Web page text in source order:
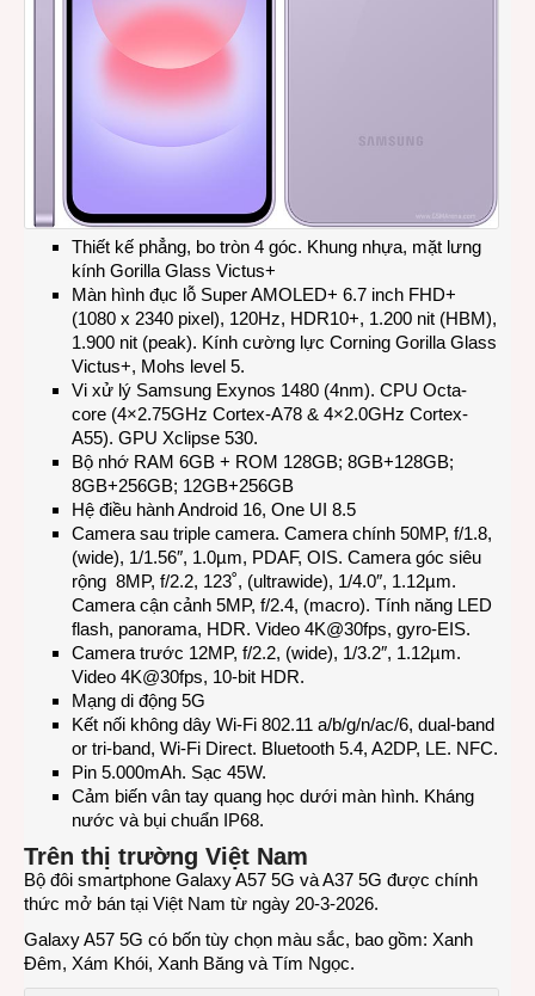
Thiết kế phẳng, bo tròn 4 góc. Khung nhựa, mặt lưng
kính Gorilla Glass Victus+
Màn hình đục lỗ Super AMOLED+ 6.7 inch FHD+
(1080 x 2340 pixel), 120Hz, HDR10+, 1.200 nit (HBM),
1.900 nit (peak). Kính cường lực Corning Gorilla Glass
Victus+, Mohs level 5.
Vi xử lý Samsung Exynos 1480 (4nm). CPU Octa-
core (4×2.75GHz Cortex-A78 & 4×2.0GHz Cortex-
A55). GPU Xclipse 530.
Bộ nhớ RAM 6GB + ROM 128GB; 8GB+128GB;
8GB+256GB; 12GB+256GB
Hệ điều hành Android 16, One UI 8.5
Camera sau triple camera. Camera chính 50MP, f/1.8,
(wide), 1/1.56″, 1.0µm, PDAF, OIS. Camera góc siêu
rộng 8MP, f/2.2, 123˚, (ultrawide), 1/4.0″, 1.12µm.
Camera cận cảnh 5MP, f/2.4, (macro). Tính năng LED
flash, panorama, HDR. Video 4K@30fps, gyro-EIS.
Camera trước 12MP, f/2.2, (wide), 1/3.2″, 1.12µm.
Video 4K@30fps, 10-bit HDR.
Mạng di động 5G
Kết nối không dây Wi-Fi 802.11 a/b/g/n/ac/6, dual-band
or tri-band, Wi-Fi Direct. Bluetooth 5.4, A2DP, LE. NFC.
Pin 5.000mAh. Sạc 45W.
Cảm biến vân tay quang học dưới màn hình. Kháng
nước và bụi chuẩn IP68.
Trên thị trường Việt Nam
Bộ đôi smartphone Galaxy A57 5G và A37 5G được chính
thức mở bán tại Việt Nam từ ngày 20-3-2026.
Galaxy A57 5G có bốn tùy chọn màu sắc, bao gồm: Xanh
Đêm, Xám Khói, Xanh Băng và Tím Ngọc.